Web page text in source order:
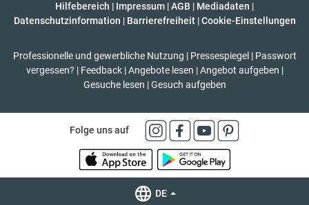
Hilfebereich | Impressum |AGB | Mediadaten |
Datenschutzinformation | Barrierefreiheit | Cookie-Einstellungen
Professionelle und gewerbliche Nutzung | Pressespiegel | Passwort
vergessen? | Feedback | Angebote lesen | Angebot aufgeben |
Gesuche lesen | Gesuch aufgeben
Folge uns auf
DE